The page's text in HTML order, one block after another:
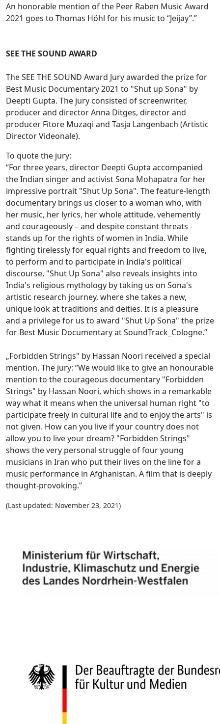
An honorable mention of the Peer Raben Music Award
2021 goes to Thomas Höhl for his music to “Jeijay”.”
SEE THE SOUND AWARD
The SEE THE SOUND Award Jury awarded the prize for
Best Music Documentary 2021 to "Shut up Sona" by
Deepti Gupta. The jury consisted of screenwriter,
producer and director Anna Ditges, director and
producer Fitore Muzaqi and Tasja Langenbach (Artistic
Director Videonale).
To quote the jury:
“For three years, director Deepti Gupta accompanied
the Indian singer and activist Sona Mohapatra for her
impressive portrait "Shut Up Sona". The feature-length
documentary brings us closer to a woman who, with
her music, her lyrics, her whole attitude, vehemently
and courageously – and despite constant threats -
stands up for the rights of women in India. While
fighting tirelessly for equal rights and freedom to live,
to perform and to participate in India's political
discourse, "Shut Up Sona" also reveals insights into
India's religious mythology by taking us on Sona's
artistic research journey, where she takes a new,
unique look at traditions and deities. It is a pleasure
and a privilege for us to award "Shut Up Sona" the prize
for Best Music Documentary at SoundTrack_Cologne.”
„Forbidden Strings" by Hassan Noori received a special
mention. The jury: ”We would like to give an honourable
mention to the courageous documentary "Forbidden
Strings" by Hassan Noori, which shows in a remarkable
way what it means when the universal human right "to
participate freely in cultural life and to enjoy the arts" is
not given. How can you live if your country does not
allow you to live your dream? "Forbidden Strings"
shows the very personal struggle of four young
musicians in Iran who put their lives on the line for a
music performance in Afghanistan. A film that is deeply
thought-provoking.”
(Last updated: November 23, 2021)